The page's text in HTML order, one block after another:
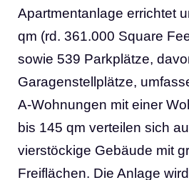
Apartmentanlage errichtet
qm (rd. 361.000 Square
sowie 539 Parkplätze,
Garagenstellplätze,
A-Wohnungen mit einer
bis 145 qm verteilen sich
vierstöckige Gebäude mit
Freiflächen. Die Anlage